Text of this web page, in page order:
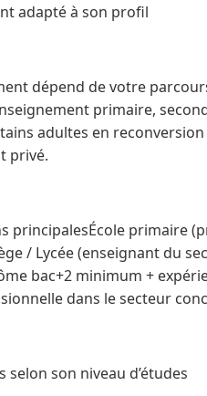
adapté à son profil
dépend de votre
primaire,
adultes en
privé.
principalesÉcole primaire
/ Lycée (enseignant du
bac+2 minimum +
dans le secteur
selon son niveau d’études